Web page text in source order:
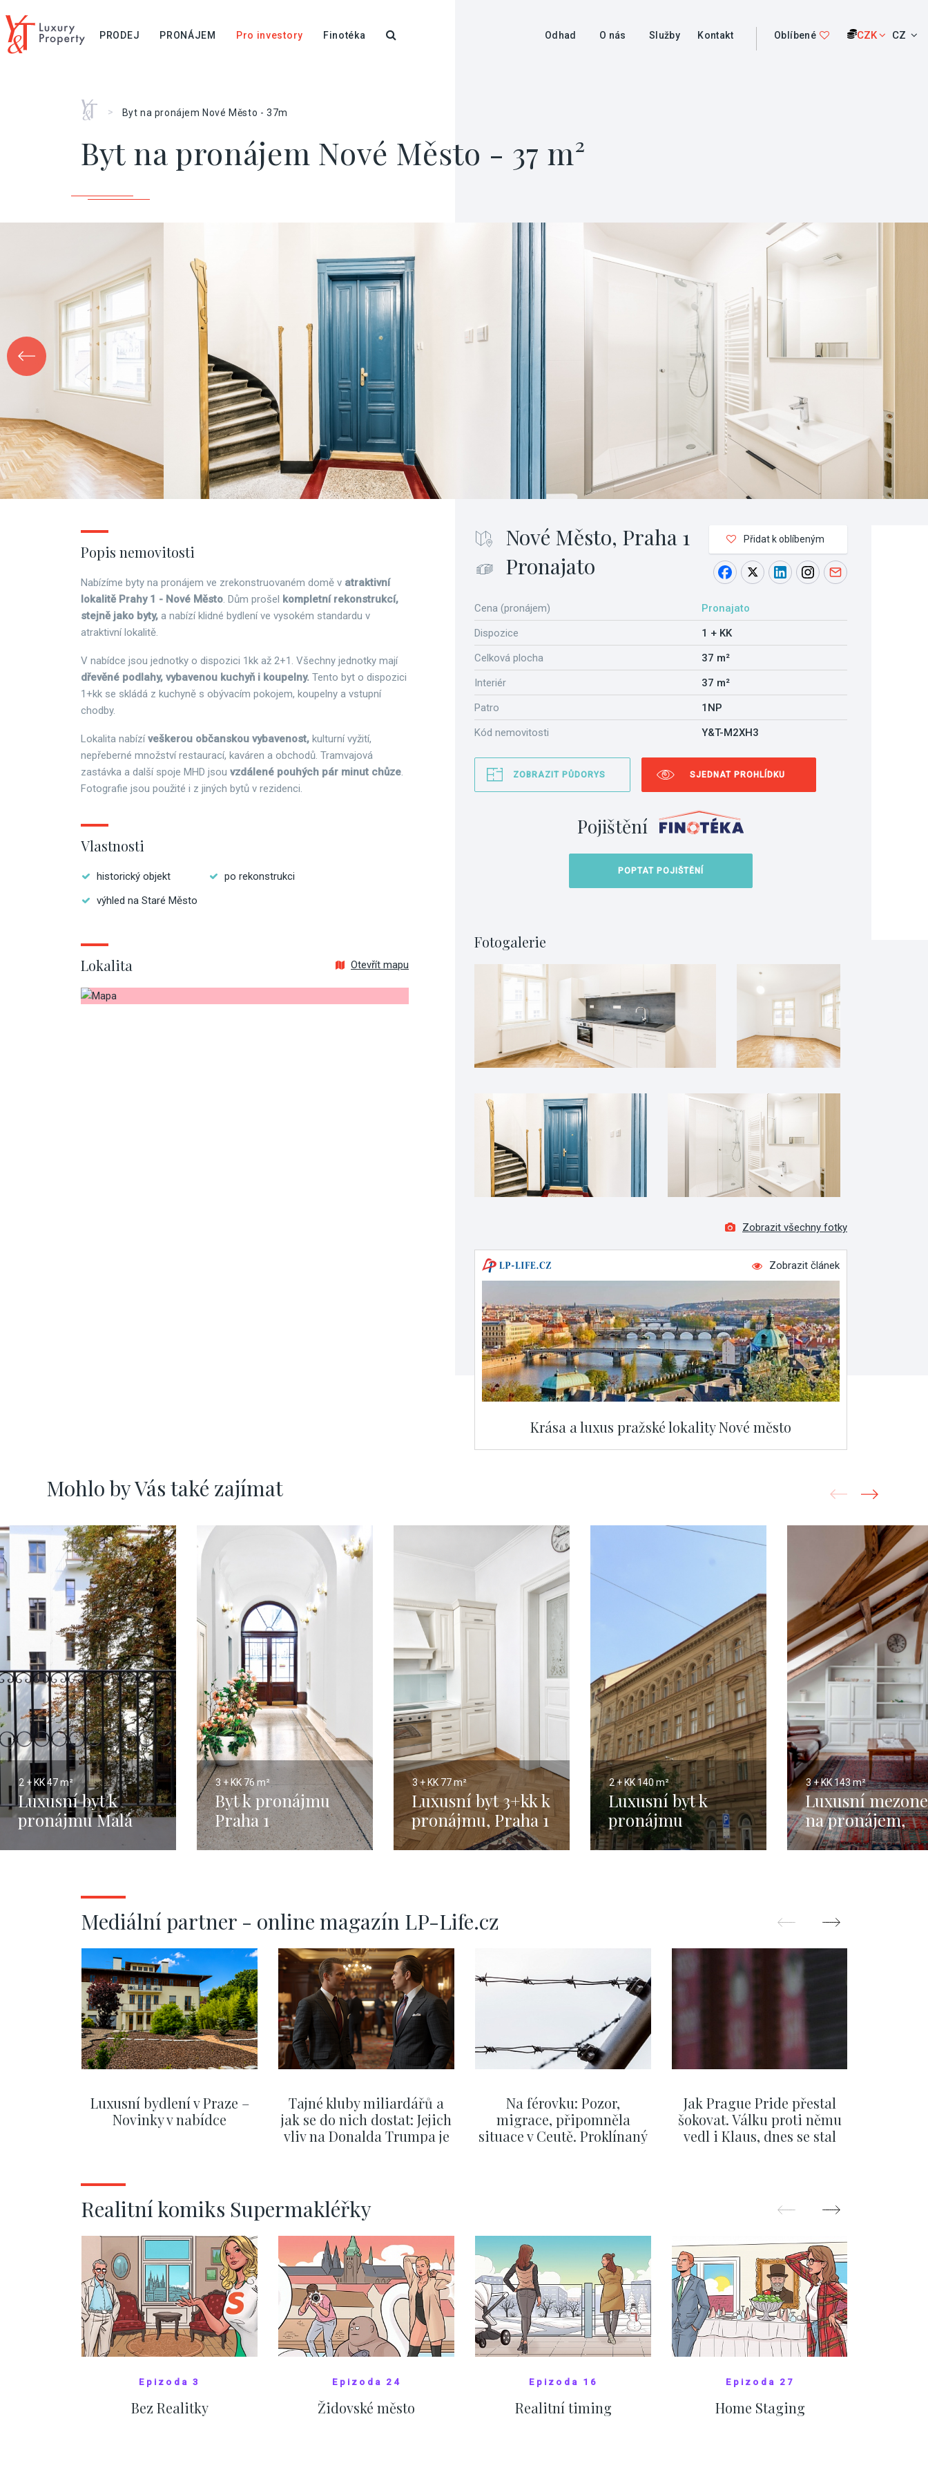
PRODEJ PRONÁJEM Pro investory Finotéka Odhad O nás Služby Kontakt Oblíbené CZK CZ
Home
> Byt na pronájem Nové Město - 37m
Byt na pronájem Nové Město - 37 m²
Nové Město, Praha 1
Pronajato
Přidat k oblíbeným
Cena (pronájem)
Pronajato
Dispozice
1 + KK
Celková plocha
37 m²
Interiér
37 m²
Patro
1NP
Kód nemovitosti
Y&T-M2XH3
ZOBRAZIT PŮDORYS SJEDNAT PROHLÍDKU
Pojištění
POPTAT POJIŠTĚNÍ
Fotogalerie
Zobrazit všechny fotky
Zobrazit článek
Krása a luxus pražské lokality Nové město
Popis nemovitosti
Nabízíme byty na pronájem ve zrekonstruovaném domě v atraktivní
lokalitě Prahy 1 - Nové Město. Dům prošel kompletní rekonstrukcí,
stejně jako byty, a nabízí klidné bydlení ve vysokém standardu v
atraktivní lokalitě.
V nabídce jsou jednotky o dispozici 1kk až 2+1. Všechny jednotky mají
dřevěné podlahy, vybavenou kuchyň i koupelny. Tento byt o dispozici
1+kk se skládá z kuchyně s obývacím pokojem, koupelny a vstupní
chodby.
Lokalita nabízíveškerou občanskou vybavenost, kulturní vyžití,
nepřeberné množství restaurací, kaváren a obchodů. Tramvajová
zastávka a další spoje MHD jsou vzdálené pouhých pár minut chůze.
Fotografie jsou použité i z jiných bytů v rezidenci.
Vlastnosti
historický objekt
po rekonstrukci
výhled na Staré Město
Lokalita Otevřít mapu
Mohlo by Vás také zajímat
2 + KK47 m²
Luxusní byt k
pronájmu Malá
3 + KK76 m²
Byt k pronájmu
Praha 1
3 + KK77 m²
Luxusní byt 3+kk k
pronájmu, Praha 1
- 77 m2
2 + KK140 m²
Luxusní byt k
pronájmu
Vinohrady
3 + KK143 m²
Luxusní
na pronájem,
Praha 1, Petrská
Mediální partner - online magazín LP-Life.cz
Luxusní bydlení v Praze –
Novinky v nabídce
Tajné kluby miliardářů a
jak se do nich dostat: Jejich
vliv na Donalda Trumpa je
Na férovku: Pozor,
migrace, připomněla
situace v Ceutě. Proklínaný
Jak Prague Pride přestal
šokovat. Válku proti němu
vedl i Klaus, dnes se stal
Realitní komiks Supermakléřky
Epizoda 3
Bez Realitky
Epizoda 24
Židovské město
Epizoda 16
Realitní timing
Epizoda 27
Home Staging